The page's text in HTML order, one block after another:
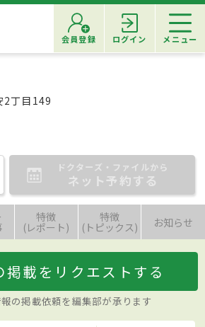
会員登録 ログイン メニュー
2丁目149
ドクターズ・ファイルから
ネット予約する
特徴
(レポート)
特徴
(トピックス) お知らせ
掲載をリクエストする
の掲載依頼を編集部が承ります